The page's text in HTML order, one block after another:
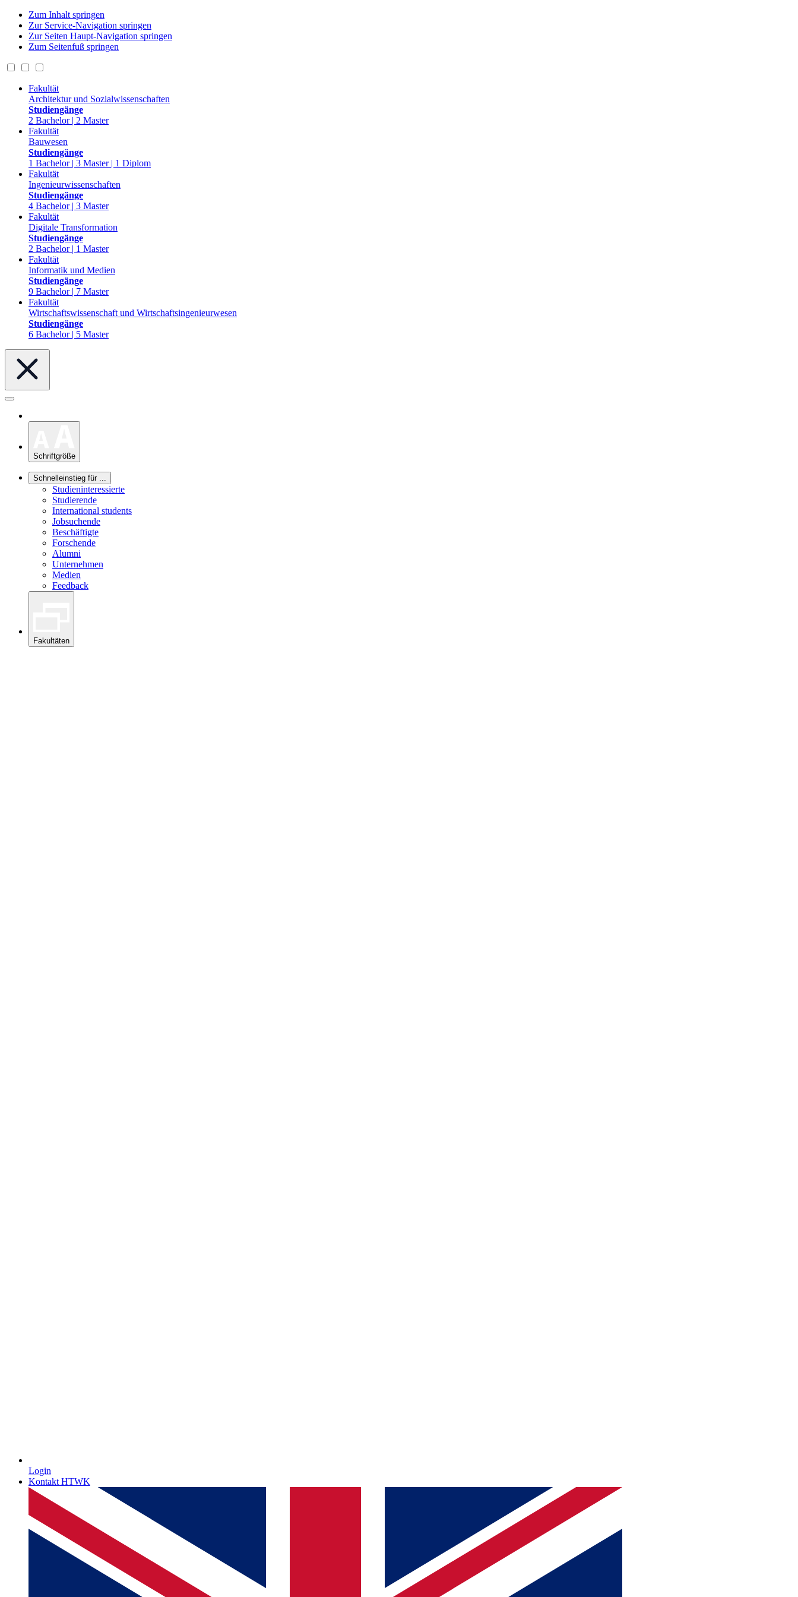
Zum Inhalt springen
Zur Service-Navigation springen
Zur Seiten Haupt-Navigation springen
Zum Seitenfuß springen
Fakultät
Architektur und Sozialwissenschaften
Studiengänge
2 Bachelor | 2 Master
Fakultät
Bauwesen
Studiengänge
1 Bachelor | 3 Master | 1 Diplom
Fakultät
Ingenieurwissenschaften
Studiengänge
4 Bachelor | 3 Master
Fakultät
Digitale Transformation
Studiengänge
2 Bachelor | 1 Master
Fakultät
Informatik und Medien
Studiengänge
9 Bachelor | 7 Master
Fakultät
Wirtschaftswissenschaft und Wirtschaftsingenieurwesen
Studiengänge
6 Bachelor | 5 Master
Schriftgröße
Schnelleinstieg für ...
Studieninteressierte
Studierende
International students
Jobsuchende
Beschäftigte
Forschende
Alumni
Unternehmen
Medien
Feedback
Fakultäten
Login
Kontakt HTWK